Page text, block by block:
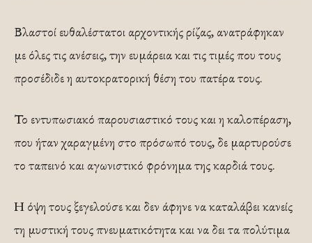
Βλαστοί ευθαλέστατοι αρχοντικής ρίζας, ανατράφηκαν
με όλες τις ανέσεις, την ευμάρεια και τις τιμές που τους
προσέδιδε η αυτοκρατορική θέση του πατέρα τους.
Το εντυπωσιακό παρουσιαστικό τους και η καλοπέραση,
που ήταν χαραγμένη στο πρόσωπό τους, δε μαρτυρούσε
το ταπεινό και αγωνιστικό φρόνημα της καρδιά τους.
Η όψη τους ξεγελούσε και δεν άφηνε να καταλάβει κανείς
τη μυστική τους πνευματικότητα και να δει τα πολύτιμα